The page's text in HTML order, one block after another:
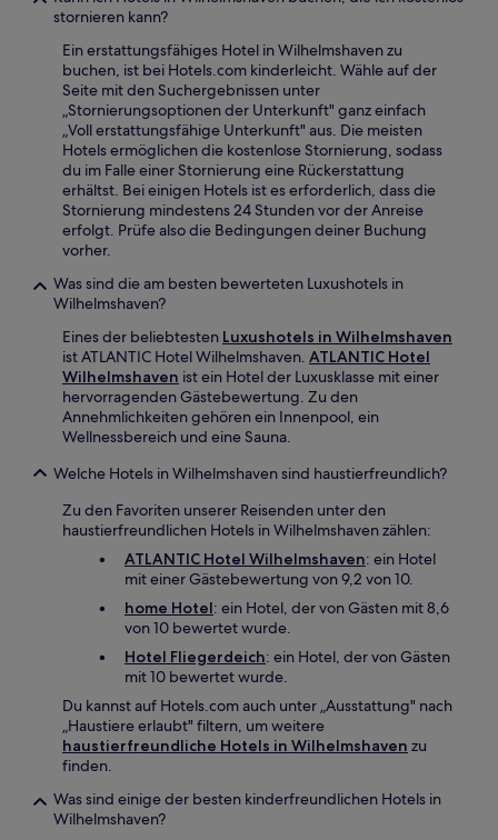
stornieren kann?
Ein erstattungsfähiges Hotel in Wilhelmshaven zu
buchen, ist bei Hotels.com kinderleicht. Wähle auf der
Seite mit den Suchergebnissen unter
„Stornierungsoptionen der Unterkunft" ganz einfach
„Voll erstattungsfähige Unterkunft" aus. Die meisten
Hotels ermöglichen die kostenlose Stornierung, sodass
du im Falle einer Stornierung eine Rückerstattung
erhältst. Bei einigen Hotels ist es erforderlich, dass die
Stornierung mindestens 24 Stunden vor der Anreise
erfolgt. Prüfe also die Bedingungen deiner Buchung
vorher.
Was sind die am besten bewerteten Luxushotels in
Wilhelmshaven?
Eines der beliebtesten Luxushotels in Wilhelmshaven
ist ATLANTIC Hotel Wilhelmshaven. ATLANTIC Hotel
Wilhelmshaven ist ein Hotel der Luxusklasse mit einer
hervorragenden Gästebewertung. Zu den
Annehmlichkeiten gehören ein Innenpool, ein
Wellnessbereich und eine Sauna.
Welche Hotels in Wilhelmshaven sind haustierfreundlich?
Zu den Favoriten unserer Reisenden unter den
haustierfreundlichen Hotels in Wilhelmshaven zählen:
ATLANTIC Hotel Wilhelmshaven: ein Hotel
mit einer Gästebewertung von 9,2 von 10.
home Hotel: ein Hotel, der von Gästen mit 8,6
von 10 bewertet wurde.
Hotel Fliegerdeich: ein Hotel, der von Gästen
mit 10 bewertet wurde.
Du kannst auf Hotels.com auch unter „Ausstattung" nach
„Haustiere erlaubt" filtern, um weitere
haustierfreundliche Hotels in Wilhelmshaven zu
finden.
Was sind einige der besten kinderfreundlichen Hotels in
Wilhelmshaven?